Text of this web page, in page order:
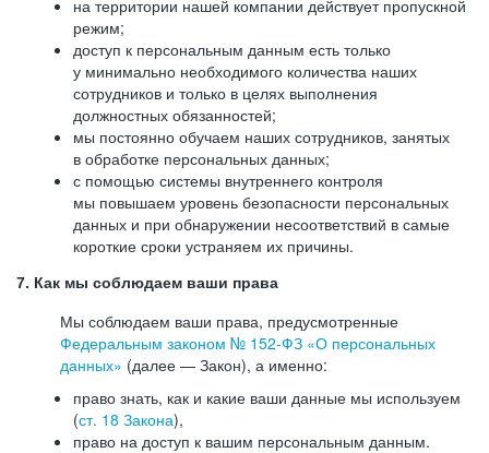
на территории нашей компании действует пропускной
режим;
доступ к персональным данным есть только
у минимально необходимого количества наших
сотрудников и только в целях выполнения
должностных обязанностей;
мы постоянно обучаем наших сотрудников, занятых
в обработке персональных данных;
с помощью системы внутреннего контроля
мы повышаем уровень безопасности персональных
данных и при обнаружении несоответствий в самые
короткие сроки устраняем их причины.
7. Как мы соблюдаем ваши права
Мы соблюдаем ваши права, предусмотренные
Федеральным законом № 152-ФЗ «О персональных
данных» (далее — Закон), а именно:
право знать, как и какие ваши данные мы используем
(ст. 18 Закона),
право на доступ к вашим персональным данным.